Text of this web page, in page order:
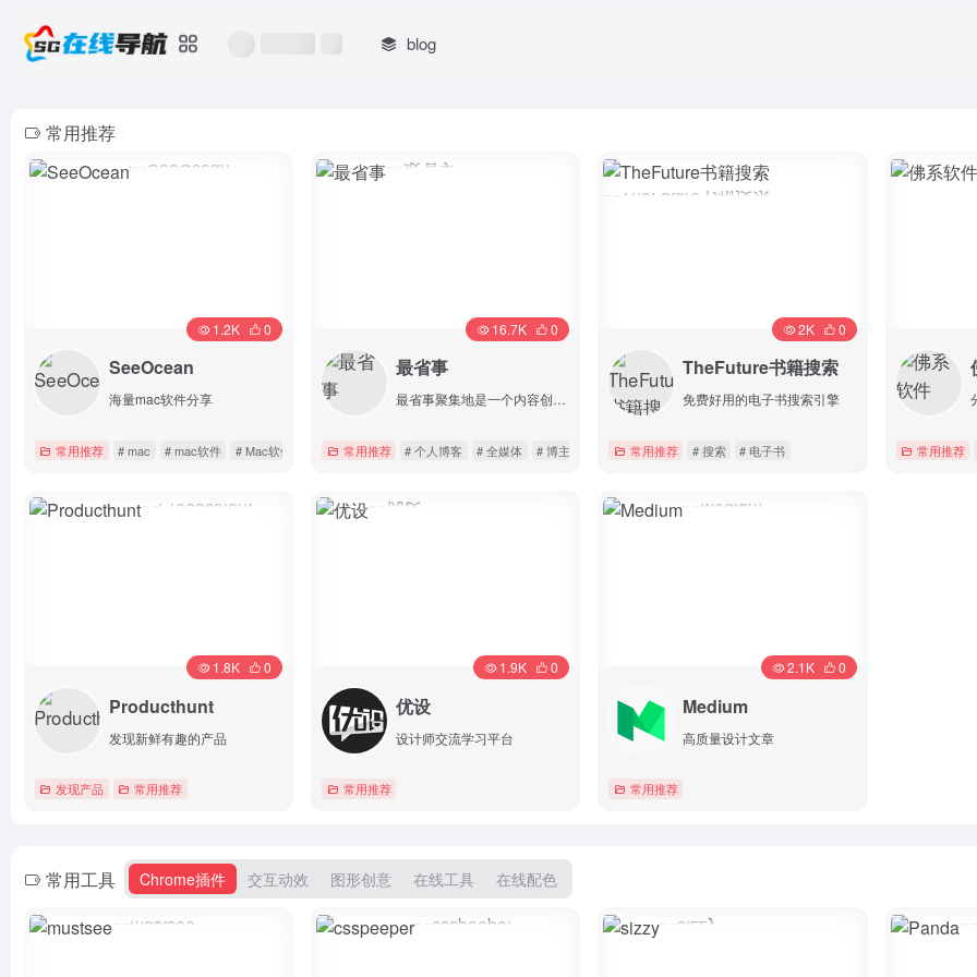
blog
常用推荐
SeeOcean
海量mac软件分享
1.2K 0
常用推荐 # mac # mac软件 # Mac软件下载
最省事
最省事聚集地是一个内容创作与分享社区，专注收集和分享负责任、有智趣、贴近生活的内容。
16.7K 0
常用推荐 # 个人博客 # 全媒体 # 博主社区
TheFuture书籍搜索
免费好用的电子书搜索引擎
2K 0
常用推荐 # 搜索 # 电子书 常用推荐
Producthunt
发现新鲜有趣的产品
1.8K 0
发现产品 常用推荐
优设
设计师交流学习平台
1.9K 0
常用推荐
Medium
高质量设计文章
2.1K 0
常用推荐
常用工具 Chrome插件 交互动效 图形创意 在线工具 在线配色